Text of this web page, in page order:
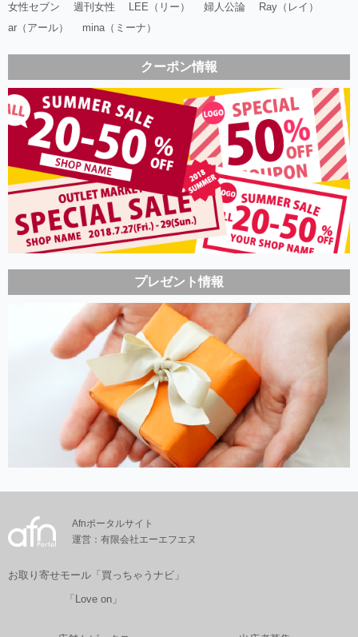
女性セブン
週刊女性 LEE（リー） 婦人公論
Ray（レイ）
ar（アール）
mina（ミーナ）
クーポン情報
プレゼント情報
Afnポータルサイト
運営：有限会社エーエフエヌ
お取り寄せモール「買っちゃうナビ」
「Love on」